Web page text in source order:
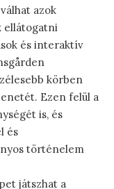
azok
ellátogatni
és interaktív
körben
Ezen felül a
is, és
és
történelem
játszhat a